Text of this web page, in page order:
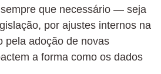
que necessário — seja
por ajustes internos na
pela adoção de novas
a forma como os dados